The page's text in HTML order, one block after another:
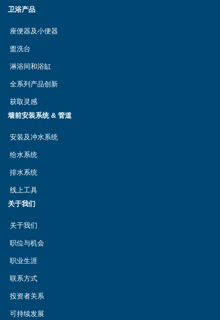
卫浴产品
座便器及小便器
盥洗台
淋浴间和浴缸
全系列产品创新
获取灵感
墙前安装系统 & 管道
安装及冲水系统
给水系统
排水系统
线上工具
关于我们
关于我们
职位与机会
职业生涯
联系方式
投资者关系
可持续发展